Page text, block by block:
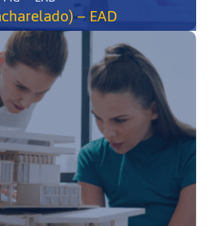
– EAD